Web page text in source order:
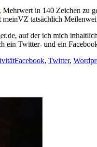
Mehrwert in 140 Zeichen zu
tatsächlich
auf der ich mich
ein Twitter- und ein
Schlagwörter
Facebook, Twitter,